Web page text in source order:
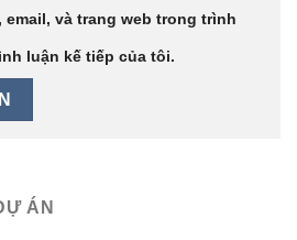
và trang web trong trình
luận kế tiếp của tôi.
ÁN